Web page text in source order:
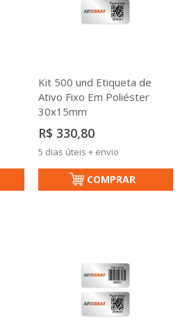
Kit 500 und Etiqueta de
Ativo Fixo Em Poliéster
30x15mm
R$ 330,80
5 dias úteis + envio
COMPRAR